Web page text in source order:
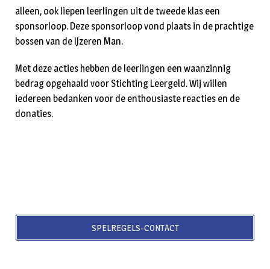
alleen, ook liepen leerlingen uit de tweede klas een
sponsorloop. Deze sponsorloop vond plaats in de prachtige
bossen van de IJzeren Man.
Met deze acties hebben de leerlingen een waanzinnig
bedrag opgehaald voor Stichting Leergeld. Wij willen
iedereen bedanken voor de enthousiaste reacties en de
donaties.
SPELREGELS-CONTACT